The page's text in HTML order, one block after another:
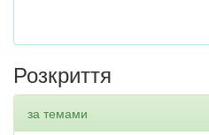
Розкриття
за темами